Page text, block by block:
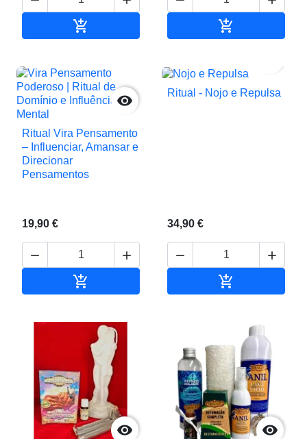
 

Ritual Vira Pensamento
– Influenciar, Amansar e
Direcionar
Pensamentos
19,90 €
 

Ritual - Nojo e Repulsa
34,90 €
 

 